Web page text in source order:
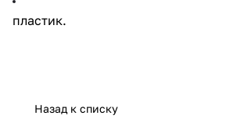
пластик.
Назад к списку